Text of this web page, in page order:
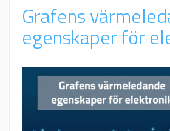
Grafens
egenskaper för